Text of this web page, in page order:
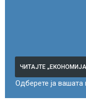
ЧИТАЈТЕ
Одберете ја вашата